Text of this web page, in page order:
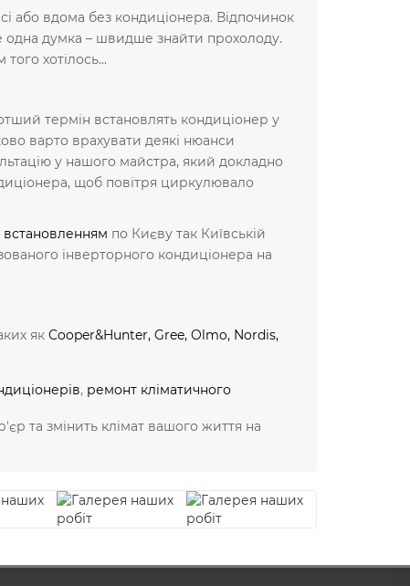
або вдома без кондиціонера. Відпочинок
одна думка – швидше знайти прохолоду.
хотілось...
термін встановлять кондиціонер у
варто врахувати деякі нюанси
у нашого майстра, який докладно
щоб повітря циркулювало
встановленням по Києву так Київській
інверторного кондиціонера на
як Cooper&Hunter, Gree, Olmo, Nordis,
, ремонт кліматичного
та змінить клімат вашого життя на